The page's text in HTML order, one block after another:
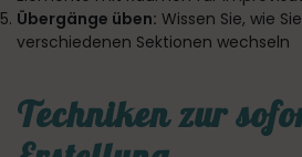
Übergänge üben: Wissen Sie, wie
verschiedenen Sektionen wechseln
Techniken zur